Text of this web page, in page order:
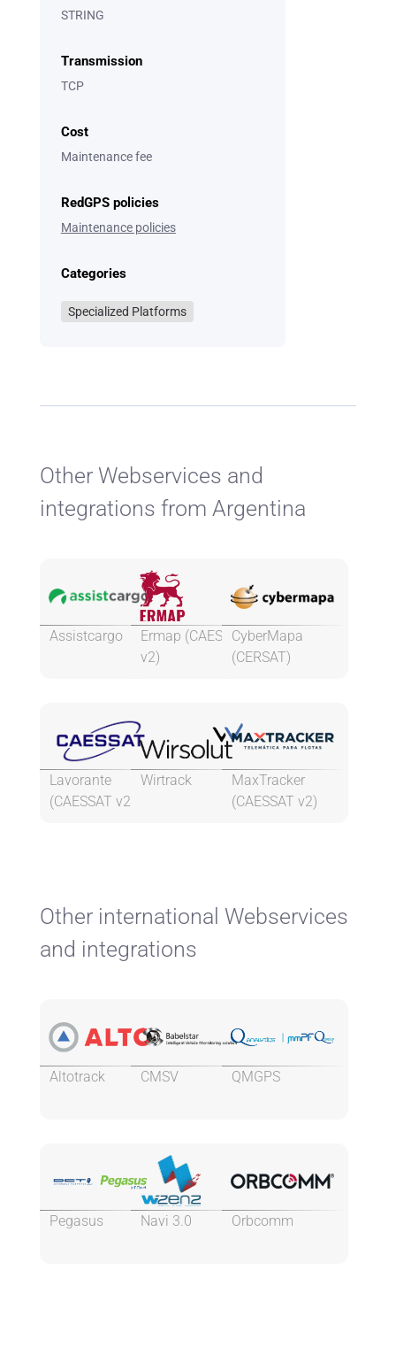
STRING
Transmission
TCP
Cost
Maintenance fee
RedGPS policies
Maintenance policies
Categories
Specialized Platforms
Other Webservices and
integrations from Argentina
Assistcargo
Ermap (CAESSAT
v2)
CyberMapa
(CERSAT)
Lavorante
(CAESSAT v2)
Wirtrack
MaxTracker
(CAESSAT v2)
Other international Webservices
and integrations
Altotrack CMSV QMGPS
Pegasus Navi 3.0 Orbcomm